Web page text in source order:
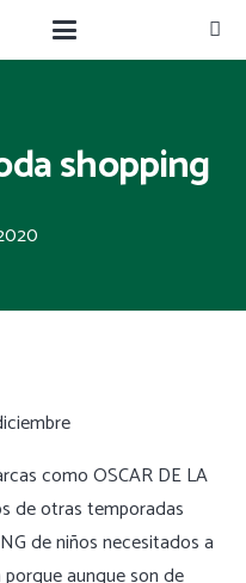
shopping
como OSCAR DE LA
de otras temporadas
de niños necesitados a